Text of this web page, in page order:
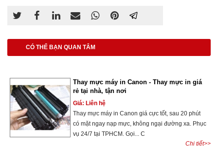
CÓ THỂ BẠN QUAN TÂM
Thay mực máy in Canon - Thay mực in giá
rẻ tại nhà, tận nơi
Giá: Liên hệ
Thay mực máy in Canon giá cực tốt, sau 20 phút
có mặt ngay nạp mực, không ngại đường xa. Phục
vụ 24/7 tại TPHCM. Gọi... C
Chi tiết>>